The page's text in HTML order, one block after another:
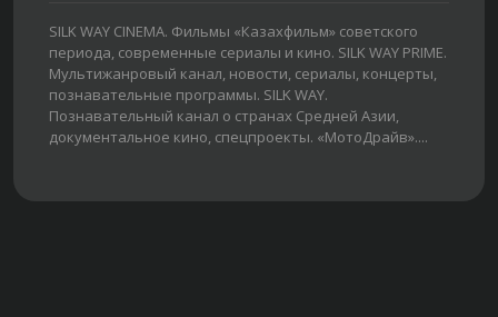
SILK WAY CINEMA. Фильмы «Казахфильм» советского
периода, современные сериалы и кино. SILK WAY PRIME.
Мультижанровый канал, новости, сериалы, концерты,
познавательные программы. SILK WAY.
Познавательный канал о странах Средней Азии,
документальное кино, спецпроекты. «МотоДрайв»....